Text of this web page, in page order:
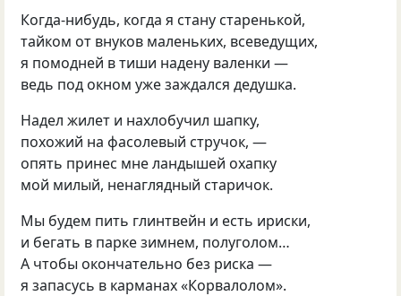
Когда-нибудь, когда я стану старенькой,
тайком от внуков маленьких, всеведущих,
я помодней в тиши надену валенки —
ведь под окном уже заждался дедушка.
Надел жилет и нахлобучил шапку,
похожий на фасолевый стручок, —
опять принес мне ландышей охапку
мой милый, ненаглядный старичок.
Мы будем пить глинтвейн и есть ириски,
и бегать в парке зимнем, полуголом…
А чтобы окончательно без риска —
я запасусь в карманах «Корвалолом».